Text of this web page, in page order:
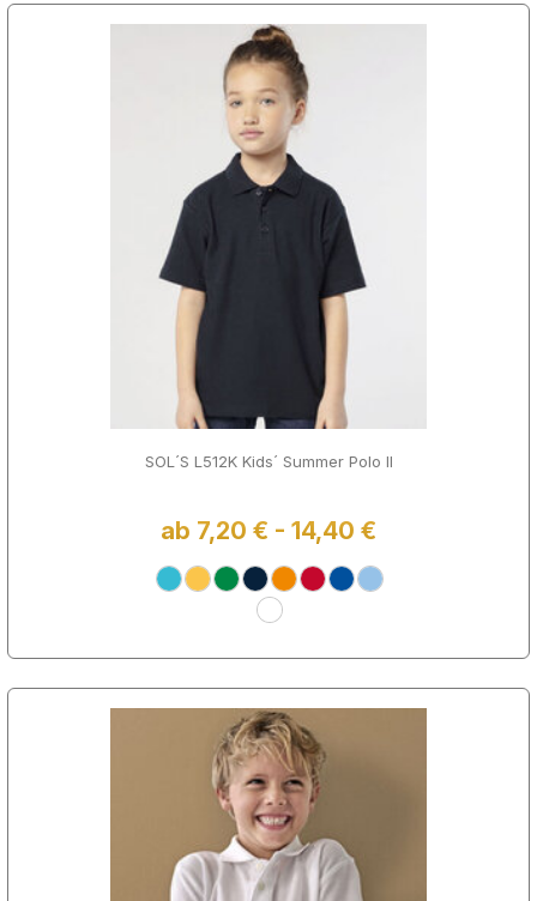
SOL´S L512K Kids´ Summer Polo II
ab 7,20 € - 14,40 €